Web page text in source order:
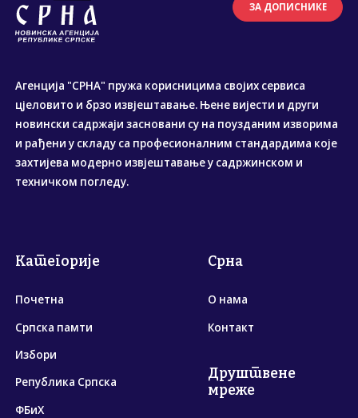
ЗА ДОПИСНИКЕ
Агенција "СРНА" пружа корисницима својих сервиса
цјеловито и брзо извјештавање. Њене вијести и други
новински садржаји засновани су на поузданим изворима
и рађени у складу са професионалним стандардима које
захтијева модерно извјештавање у садржинском и
техничком погледу.
Категорије
Почетна
Српска памти
Избори
Република Српска
ФБиХ
Срна
О нама
Контакт
Друштвене
мреже